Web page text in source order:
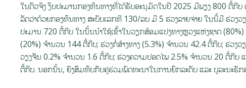
ໃນຕົວຈິງ ງົບປະມານກອງທຶນທາງທີ່ໄດ້ຮັບອະນຸມັດໃນປີ 2025 ມີພຽງ 800 ຕື້ກີບ
ລັດວ່າດ້ວຍກອງທຶນທາງ ສະບັບເລກທີ 130/ລບ ມີ 5 ຮ່ວງລາຍຈ່າຍ ໃນນີ້ມີ ຮ່ວງວ
ປະມານ 720 ຕື້ກີບ ໃນນັ້ນນໍາໃຊ້ເຂົ້າໃນວຽກສ້ອມແປງທາງຫຼວງແຫ່ງຊາດ
(20%) ຈໍານວນ 144 ຕື້ກີບ; ຮ່ວງກໍ່ສ້າງທາງ (5.3%) ຈໍານວນ 42.4 ຕື້ກີບ; ຮ່ວງ
ວຽງຈັນ 0.2% ຈໍານວນ 1.6 ຕື້ກີບ; ຮ່ວງຄວາມປອດໄພ 2.5% ຈໍານວນ 20 ຕື້ກີບ
ຕື້ກີບ. ນອກນັ້ນ, ຍັງສົມທົບກັບຄູ່ຮ່ວມພັດທະນາໃນການຍົກລະດັບ ແລະ ບູລະນະຮັກສ